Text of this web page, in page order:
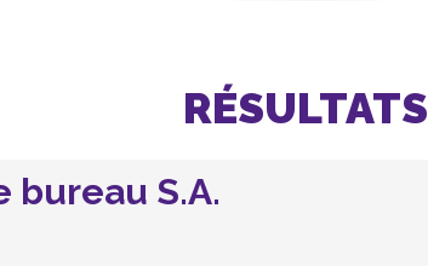
RÉSULTATS
bureau S.A.